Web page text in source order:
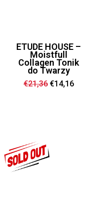
ETUDE HOUSE –
Moistfull
Collagen Tonik
do Twarzy
€21,36 Ursprünglicher
Preis
€14,16Aktueller